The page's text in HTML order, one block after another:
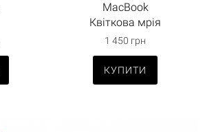
MacBook
Квіткова мрія
1 450 грн
КУПИТИ